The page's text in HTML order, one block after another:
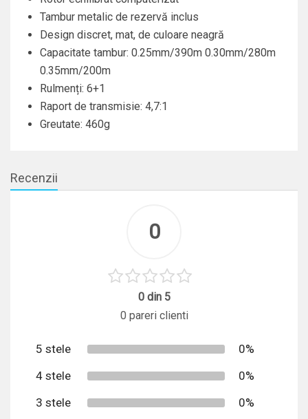
Tambur metalic de rezervă inclus
Design discret, mat, de culoare neagră
Capacitate tambur: 0.25mm/390m 0.30mm/280m
0.35mm/200m
Rulmenți: 6+1
Raport de transmisie: 4,7:1
Greutate: 460g
Recenzii
0
0 din 5
0 pareri clienti
5 stele
0%
4 stele
0%
3 stele
0%